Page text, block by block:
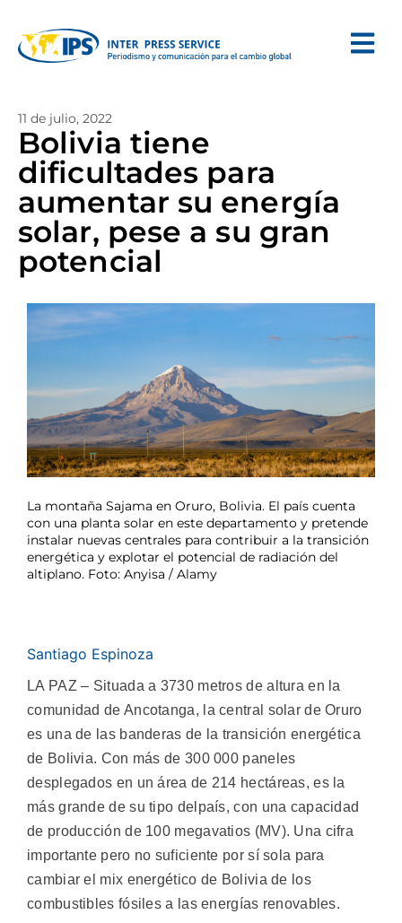
11 de julio, 2022
Bolivia tiene
dificultades para
aumentar su energía
solar, pese a su gran
potencial
La montaña Sajama en Oruro, Bolivia. El país cuenta
con una planta solar en este departamento y pretende
instalar nuevas centrales para contribuir a la transición
energética y explotar el potencial de radiación del
altiplano. Foto: Anyisa / Alamy
Santiago Espinoza
LA PAZ – Situada a 3730 metros de altura en la
comunidad de Ancotanga, la central solar de Oruro
es una de las banderas de la transición energética
de Bolivia. Con más de 300 000 paneles
desplegados en un área de 214 hectáreas, es la
más grande de su tipo delpaís, con una capacidad
de producción de 100 megavatios (MV). Una cifra
importante pero no suficiente por sí sola para
cambiar el mix energético de Bolivia de los
combustibles fósiles a las energías renovables.